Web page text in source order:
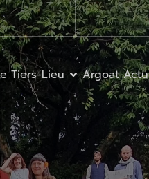
Tiers-Lieu Argoat Actu